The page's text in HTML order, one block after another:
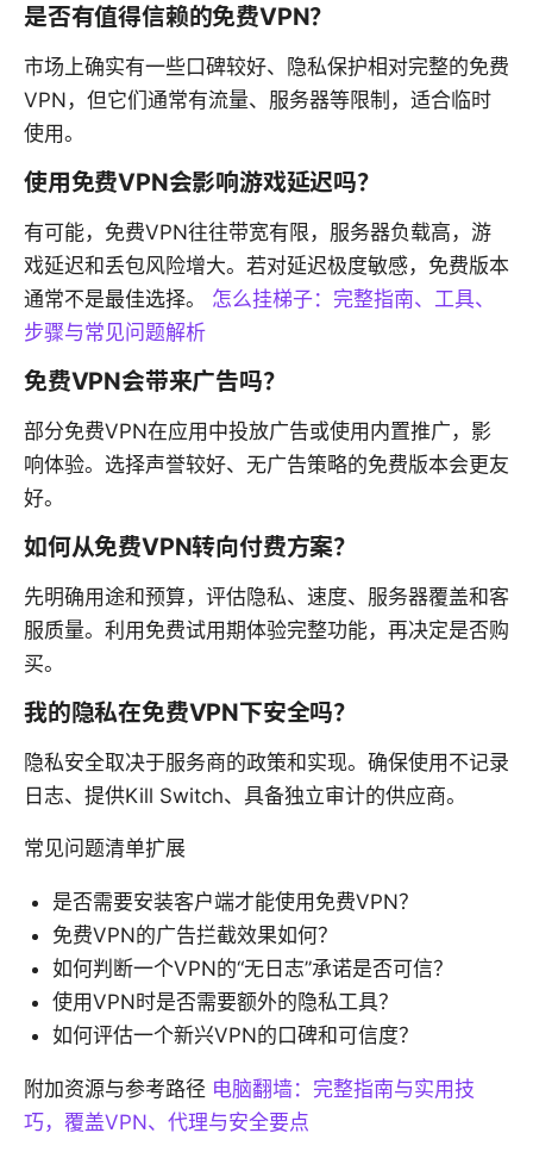
是否有值得信赖的免费VPN？
市场上确实有一些口碑较好、隐私保护相对完整的免费
VPN，但它们通常有流量、服务器等限制，适合临时
使用。
使用免费VPN会影响游戏延迟吗？
有可能，免费VPN往往带宽有限，服务器负载高，游
戏延迟和丢包风险增大。若对延迟极度敏感，免费版本
通常不是最佳选择。 怎么挂梯子：完整指南、工具、
步骤与常见问题解析
免费VPN会带来广告吗？
部分免费VPN在应用中投放广告或使用内置推广，影
响体验。选择声誉较好、无广告策略的免费版本会更友
好。
如何从免费VPN转向付费方案？
先明确用途和预算，评估隐私、速度、服务器覆盖和客
服质量。利用免费试用期体验完整功能，再决定是否购
买。
我的隐私在免费VPN下安全吗？
隐私安全取决于服务商的政策和实现。确保使用不记录
日志、提供Kill Switch、具备独立审计的供应商。
常见问题清单扩展
是否需要安装客户端才能使用免费VPN？
免费VPN的广告拦截效果如何？
如何判断一个VPN的“无日志”承诺是否可信？
使用VPN时是否需要额外的隐私工具？
如何评估一个新兴VPN的口碑和可信度？
附加资源与参考路径 电脑翻墙：完整指南与实用技
巧，覆盖VPN、代理与安全要点